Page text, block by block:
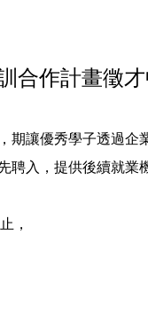
合作計畫徵才
讓優秀學子透過企
聘入，提供後續就業
，